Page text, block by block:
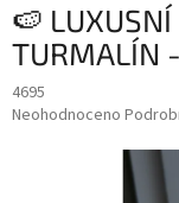
🍉 LUXUSNÍ
TURMALÍN
4695
Průměrné
Neohodnoceno